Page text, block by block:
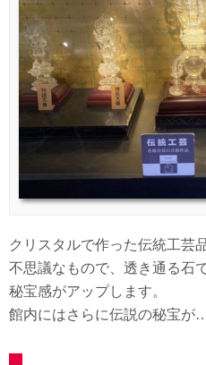
クリスタルで作った伝統工芸品
不思議なもので、透き通る石
秘宝感がアップします。
館内にはさらに伝説の秘宝が